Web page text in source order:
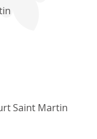
Saint Martin